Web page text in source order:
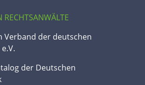
RECHTSANWÄLTE
Verband der deutschen
der Deutschen